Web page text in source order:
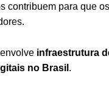
contribuem para que os
infraestrutura
no Brasil .